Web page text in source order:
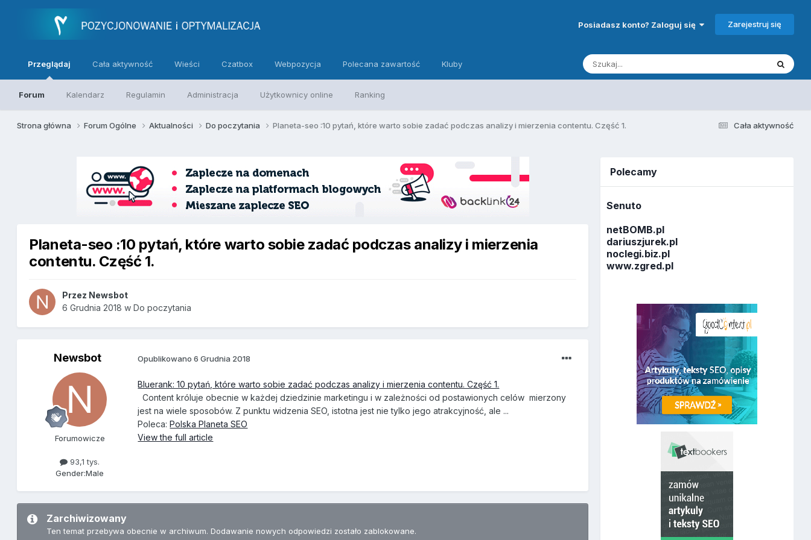
Posiadasz konto? Zaloguj się Zarejestruj się
Przeglądaj
Forum Kalendarz Regulamin Administracja Użytkownicy online Ranking
Cała aktywność Wieści Czatbox Webpozycja Polecana zawartość Kluby
Cała aktywność
Strona główna Forum Ogólne Aktualności Do poczytania Planeta-seo :10 pytań, które warto sobie zadać podczas analizy i mierzenia contentu. Część 1.
Planeta-seo :10 pytań, które warto sobie zadać podczas analizy i mierzenia
contentu. Część 1.
Przez Newsbot
6 Grudnia 2018 wDo poczytania
Newsbot
Forumowicze
93,1 tys.
Gender:Male
Opublikowano6 Grudnia 2018
Bluerank: 10 pytań, które warto sobie zadać podczas analizy i mierzenia contentu. Część 1.
Content króluje obecnie w każdej dziedzinie marketingu i w zależności od postawionych celów mierzony
jest na wiele sposobów. Z punktu widzenia SEO, istotna jest nie tylko jego atrakcyjność, ale ...
Poleca:Polska Planeta SEO
View the full article
Zarchiwizowany
Ten temat przebywa obecnie w archiwum. Dodawanie nowych odpowiedzi zostało zablokowane.
Polecamy
Senuto
netBOMB.pl
dariuszjurek.pl
noclegi.biz.pl
www.zgred.pl